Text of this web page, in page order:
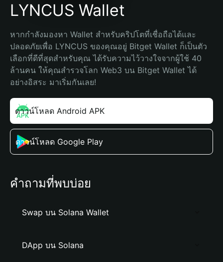
LYNCUS Wallet
หากกำลังมองหา Wallet สำหรับคริปโตที่เชื่อถือได้และ
ปลอดภัยเพื่อ LYNCUS ของคุณอยู่ Bitget Wallet ก็เป็นตัว
เลือกที่ดีที่สุดสำหรับคุณ ได้รับความไว้วางใจจากผู้ใช้ 40
ล้านคน ให้คุณสำรวจโลก Web3 บน Bitget Wallet ได้
อย่างอิสระ มาเริ่มกันเลย!
ดาวน์โหลด Android APK
ดาวน์โหลด Google Play
คำถามที่พบบ่อย
Swap บน Solana Wallet
DApp บน Solana